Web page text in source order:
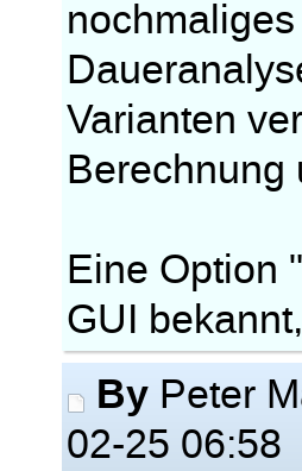
Varianten
Berechnung
Eine Option
GUI
By Peter
02-25 06:58